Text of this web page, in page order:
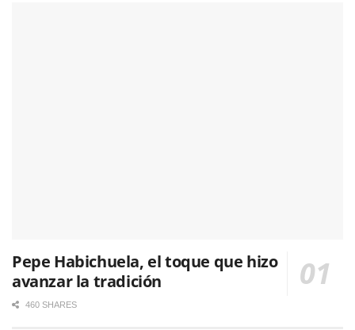
Pepe Habichuela, el toque que hizo
avanzar la tradición
460 SHARES